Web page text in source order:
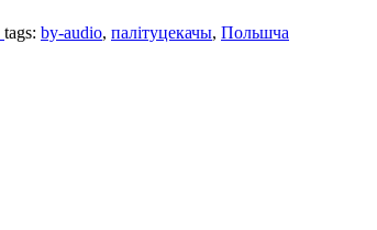
tags: by-audio, палітуцекачы, Польшчa